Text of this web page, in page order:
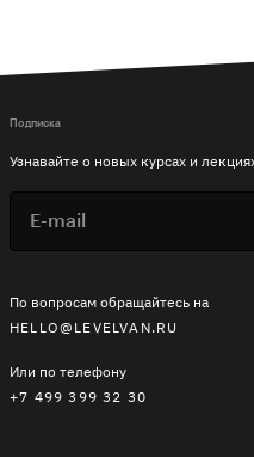
По вопросам обращайтесь на
HELLO@LEVELVAN.RU
Или по телефону
+7 499 399 32 30
Подписка
Узнавайте о новых курсах и